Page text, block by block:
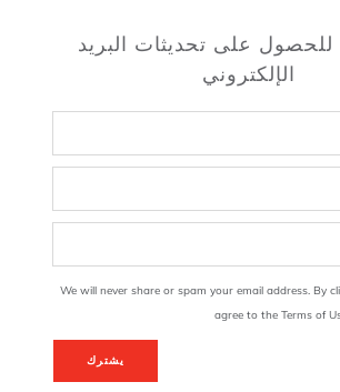
للحصول على تحديثات البريد
الإلكتروني
We will never share or spam your email address. By
agree to the Terms of
يشترك